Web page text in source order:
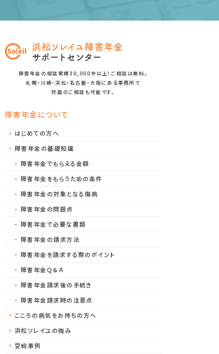
障害年金の相談実績30,000件以上！ご相談は無料。
札幌・川崎・浜松・名古屋・大阪にある事務所で
対面のご相談も可能です。
障害年金について
はじめての方へ
障害年金の基礎知識
障害年金でもらえる金額
障害年金をもらうための条件
障害年金の対象となる傷病
障害年金の問題点
障害年金で必要な書類
障害年金の請求方法
障害年金を請求する際のポイント
障害年金Ｑ＆Ａ
障害年金請求後の手続き
障害年金請求時の注意点
こころの病気をお持ちの方へ
浜松ソレイユの強み
受給事例